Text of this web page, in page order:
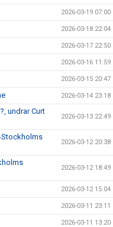
2026-03-19 07:00
2026-03-18 22:04
2026-03-17 22:50
2026-03-16 11:59
2026-03-15 20:47
2026-03-14 23:18
undrar Curt
2026-03-13 22:49
Stockholms
2026-03-12 20:38
2026-03-12 18:49
2026-03-12 15:04
2026-03-11 23:11
2026-03-11 13:20